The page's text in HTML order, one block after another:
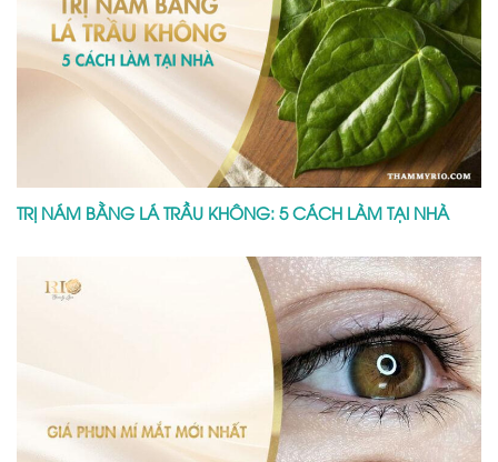
TRỊ NÁM BẰNG LÁ TRẦU KHÔNG: 5 CÁCH LÀM TẠI NHÀ